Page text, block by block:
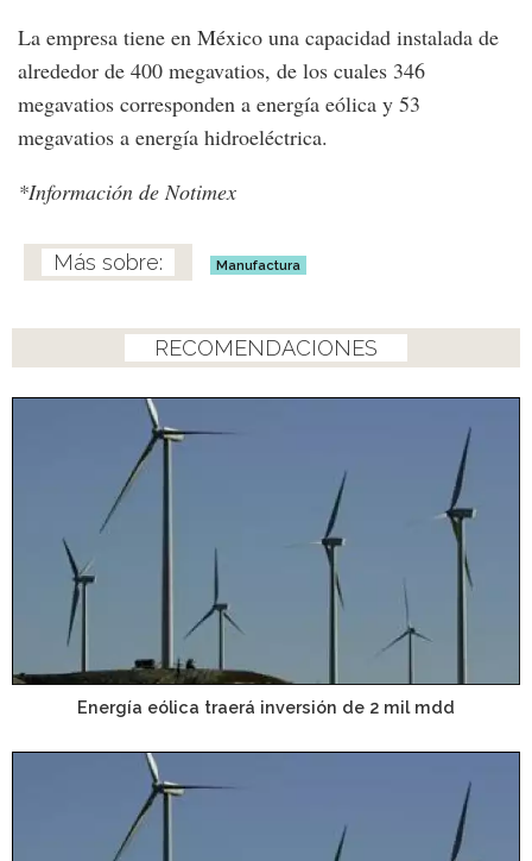
La empresa tiene en México una capacidad instalada de
alrededor de 400 megavatios, de los cuales 346
megavatios corresponden a energía eólica y 53
megavatios a energía hidroeléctrica.
*Información de Notimex
Manufactura
RECOMENDACIONES
Energía eólica traerá inversión de 2 mil mdd